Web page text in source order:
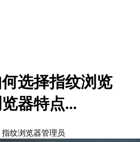
选择指纹浏览
器特点...
指纹浏览器管理员